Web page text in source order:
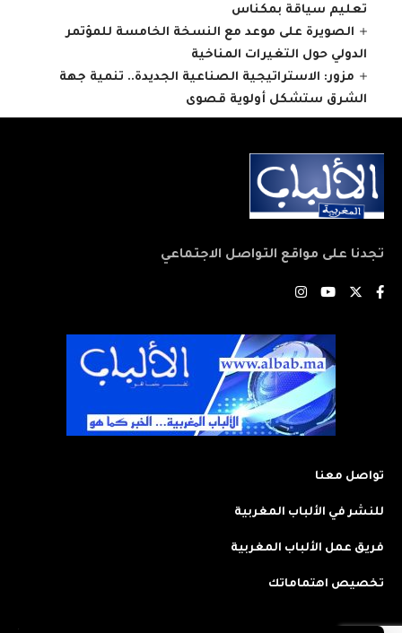
تعليم سياقة بمكناس
الصويرة على موعد مع النسخة الخامسة للمؤتمر
الدولي حول التغيرات المناخية
مزور: الاستراتيجية الصناعية الجديدة.. تنمية جهة
الشرق ستشكل أولوية قصوى
تجدنا على مواقع التواصل الاجتماعي
تواصل معنا
للنشر في الألباب المغربية
فريق عمل الألباب المغربية
تخصيص اهتماماتك